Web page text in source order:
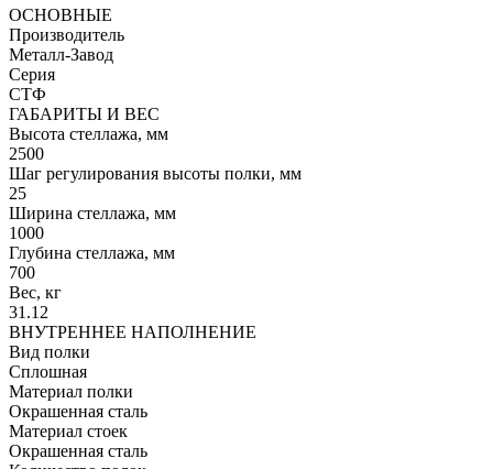
ОСНОВНЫЕ
Производитель
Металл-Завод
Серия
СТФ
ГАБАРИТЫ И ВЕС
Высота стеллажа, мм
2500
Шаг регулирования высоты полки, мм
25
Ширина стеллажа, мм
1000
Глубина стеллажа, мм
700
Вес, кг
31.12
ВНУТРЕННЕЕ НАПОЛНЕНИЕ
Вид полки
Сплошная
Материал полки
Окрашенная сталь
Материал стоек
Окрашенная сталь